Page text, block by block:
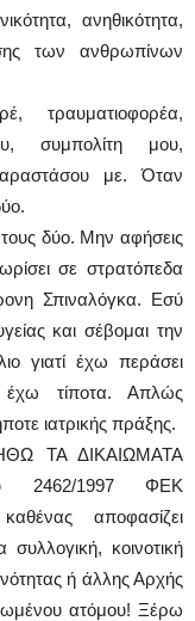
ανηθικότητα,
των ανθρωπίνων
τραυματιοφορέα,
συμπολίτη μου,
με. Όταν
δύο. Μην αφήσεις
σε στρατόπεδα
Σπιναλόγκα. Εσύ
και σέβομαι την
γιατί έχω περάσει
έχω τίποτα. Απλώς
ιατρικής πράξης.
ΤΑ ΔΙΚΑΙΩΜΑΤΑ
2462/1997 ΦΕΚ
αποφασίζει
κοινοτική
ή άλλης Αρχής
ατόμου! Ξέρω